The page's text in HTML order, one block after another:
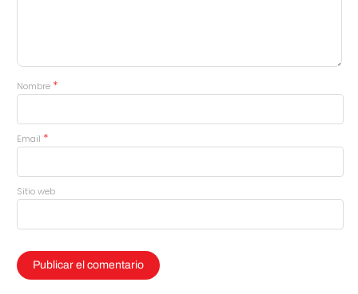
Nombre *
Email *
Sitio web